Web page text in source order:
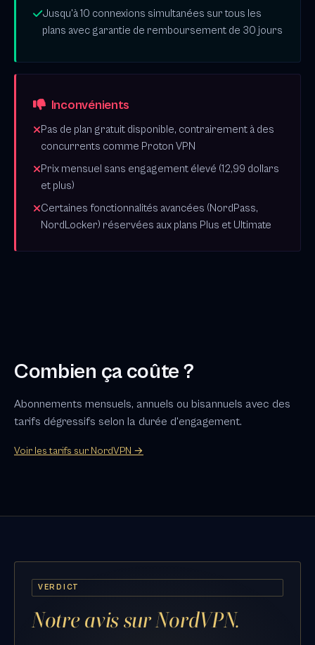
Jusqu'à 10 connexions simultanées sur tous les
plans avec garantie de remboursement de 30 jours
Inconvénients
Pas de plan gratuit disponible, contrairement à des
concurrents comme Proton VPN
Prix mensuel sans engagement élevé (12,99 dollars
et plus)
Certaines fonctionnalités avancées (NordPass,
NordLocker) réservées aux plans Plus et Ultimate
Combien ça coûte ?
Abonnements mensuels, annuels ou bisannuels avec des
tarifs dégressifs selon la durée d'engagement.
Voir les tarifs sur NordVPN →
VERDICT
Notre avis sur NordVPN.